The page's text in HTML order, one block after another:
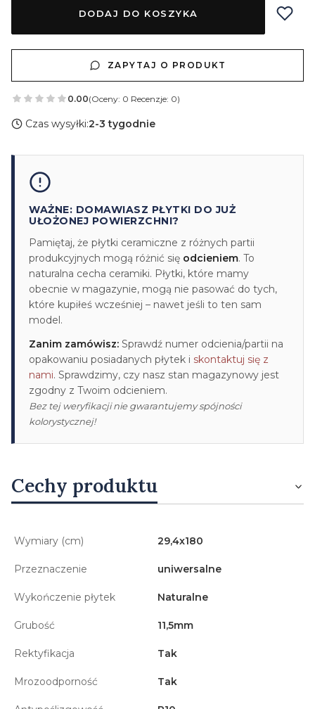
DODAJ DO KOSZYKA
ZAPYTAJ O PRODUKT
0.00(Oceny: 0 Recenzje: 0)
Czas wysyłki:2-3 tygodnie
WAŻNE: DOMAWIASZ PŁYTKI DO JUŻ
UŁOŻONEJ POWIERZCHNI?
Pamiętaj, że płytki ceramiczne z różnych partii
produkcyjnych mogą różnić się odcieniem. To
naturalna cecha ceramiki. Płytki, które mamy
obecnie w magazynie, mogą nie pasować do tych,
które kupiłeś wcześniej – nawet jeśli to ten sam
model.
Zanim zamówisz: Sprawdź numer odcienia/partii na
opakowaniu posiadanych płytek i skontaktuj się z
nami. Sprawdzimy, czy nasz stan magazynowy jest
zgodny z Twoim odcieniem.
Bez tej weryfikacji nie gwarantujemy spójności
kolorystycznej!
Cechy produktu
Wymiary (cm) 29,4x180
Przeznaczenie uniwersalne
Wykończenie płytek Naturalne
Grubość 11,5mm
Rektyfikacja Tak
Mrozoodporność Tak